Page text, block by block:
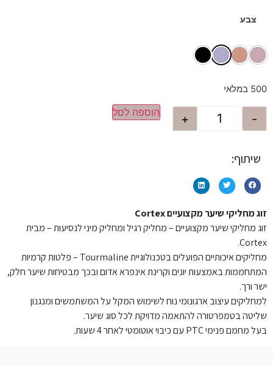
צבע
500 במלאי
-
+ הוספה לסל
שיתוף:
זוג מחליקי שיער מקצועיים Cortex
זוג מחליקי שיער מקצועיים – מחליק רגיל ומחליק מיני לנסיעות – מבית
Cortex.
מחליקים איכותיים הפועלים בטכנולוגיית Tourmaline – פלטות קרמיות
המתחממות באמצעות יונים וקרינת אינפרא אדום ובכך מבטיחות שיער חלק,
ישר ורך.
למחליקים עיצוב ארגונומי נוח לשימוש המקל על המשתמשים ומנגנון
שליטה בטמפרטורה להתאמה מדויקת לכל סוג שיער.
בעל מחמם פנימי PTC עם כיבוי אוטומטי לאחר 4 שעות.